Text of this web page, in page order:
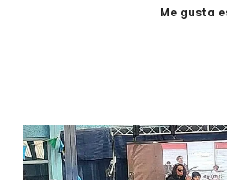
Me gusta